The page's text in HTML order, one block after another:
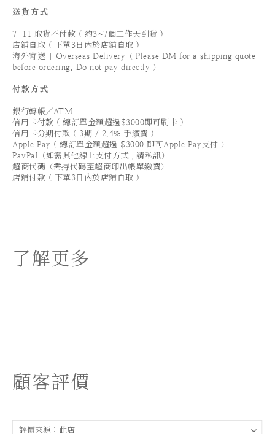
送貨方式
7-11 取貨不付款 ( 約3~7個工作天到貨 )
店鋪自取 ( 下單3日內於店鋪自取 )
海外寄送 | Overseas Delivery（ Please DM for a shipping quote
before ordering. Do not pay directly ）
付款方式
銀行轉帳／ATM
信用卡付款 ( 總訂單金額超過$3000即可刷卡 )
信用卡分期付款 ( 3期 / 2.4% 手續費 )
Apple Pay ( 總訂單金額超過 $3000 即可Apple Pay支付 ）
PayPal（如需其他線上支付方式，請私訊）
超商代碼（需持代碼至超商印出帳單繳費）
店鋪付款 ( 下單3日內於店鋪自取 )
了解更多
顧客評價